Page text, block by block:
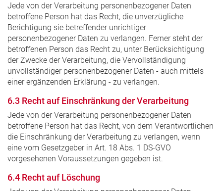
Jede von der Verarbeitung personenbezogener Daten
betroffene Person hat das Recht, die unverzügliche
Berichtigung sie betreffender unrichtiger
personenbezogener Daten zu verlangen. Ferner steht der
betroffenen Person das Recht zu, unter Berücksichtigung
der Zwecke der Verarbeitung, die Vervollständigung
unvollständiger personenbezogener Daten - auch mittels
einer ergänzenden Erklärung - zu verlangen.
6.3 Recht auf Einschränkung der Verarbeitung
Jede von der Verarbeitung personenbezogener Daten
betroffene Person hat das Recht, von dem Verantwortlichen
die Einschränkung der Verarbeitung zu verlangen, wenn
eine vom Gesetzgeber in Art. 18 Abs. 1 DS-GVO
vorgesehenen Voraussetzungen gegeben ist.
6.4 Recht auf Löschung